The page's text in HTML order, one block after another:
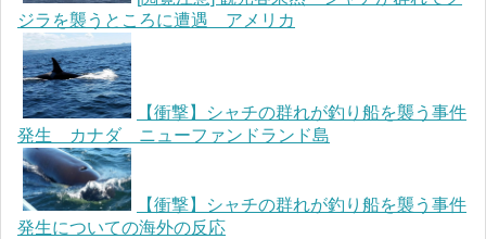
ジラを襲うところに遭遇 アメリカ
【衝撃】シャチの群れが釣り船を襲う事件
発生 カナダ ニューファンドランド島
【衝撃】シャチの群れが釣り船を襲う事件
発生についての海外の反応